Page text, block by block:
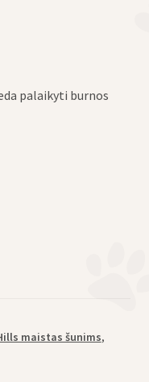
palaikyti burnos
maistas šunims,